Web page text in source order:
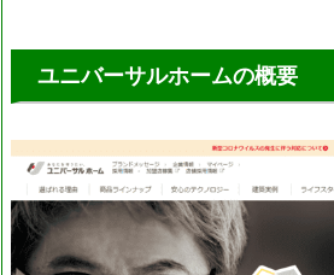
ユニバーサルホームの概要